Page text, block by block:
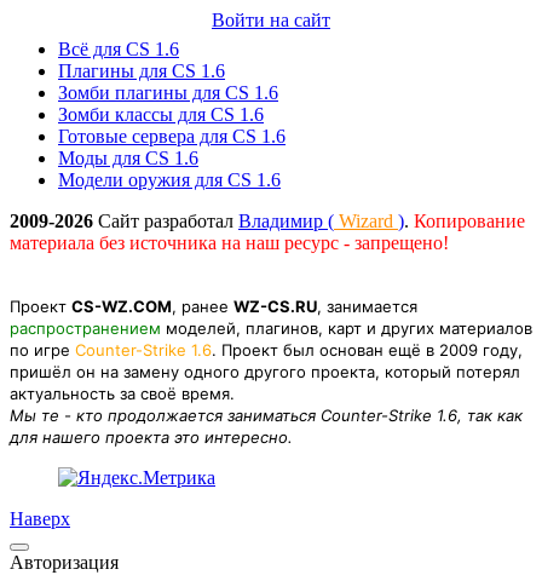
Войти на сайт
Всё для CS 1.6
Плагины для CS 1.6
Зомби плагины для CS 1.6
Зомби классы для CS 1.6
Готовые сервера для CS 1.6
Моды для CS 1.6
Модели оружия для CS 1.6
2009-2026 Сайт разработал Владимир ( Wizard ). Копирование
материала без источника на наш ресурс - запрещено!
Проект CS-WZ.COM, ранее WZ-CS.RU, занимается
распространением моделей, плагинов, карт и других материалов
по игре Counter-Strike 1.6. Проект был основан ещё в 2009 году,
пришёл он на замену одного другого проекта, который потерял
актуальность за своё время.
Мы те - кто продолжается заниматься Counter-Strike 1.6, так как
для нашего проекта это интересно.
Наверх
Авторизация